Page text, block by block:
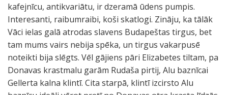
kafejnīcu, antikvariātu, ir dzeramā ūdens pumpis.
Interesanti, raibumraibi, koši skatlogi. Zināju, ka tālāk
Vāci ielas galā atrodas slavens Budapeštas tirgus, bet
tam mums vairs nebija spēka, un tirgus vakarpusē
noteikti bija slēgts. Vēl gājiens pāri Elizabetes tiltam, pa
Donavas krastmalu garām Rudaša pirtij, Alu baznīcai
Gellerta kalna klintī. Cita starpā, klintī izcirsto Alu